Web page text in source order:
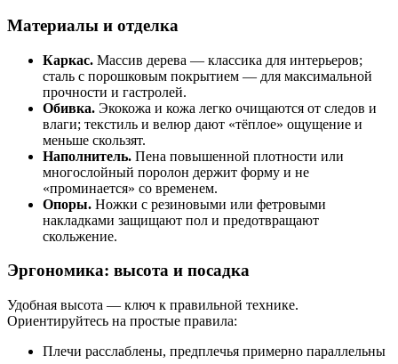
Материалы и отделка
Каркас. Массив дерева — классика для интерьеров;
сталь с порошковым покрытием — для максимальной
прочности и гастролей.
Обивка. Экокожа и кожа легко очищаются от следов и
влаги; текстиль и велюр дают «тёплое» ощущение и
меньше скользят.
Наполнитель. Пена повышенной плотности или
многослойный поролон держит форму и не
«проминается» со временем.
Опоры. Ножки с резиновыми или фетровыми
накладками защищают пол и предотвращают
скольжение.
Эргономика: высота и посадка
Удобная высота — ключ к правильной технике.
Ориентируйтесь на простые правила:
Плечи расслаблены, предплечья примерно параллельны